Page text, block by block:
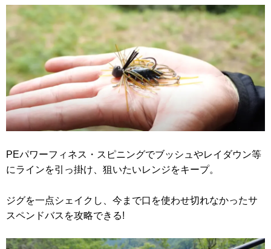
PEパワーフィネス・スピニングでブッシュやレイダウン等
にラインを引っ掛け、狙いたいレンジをキープ。
ジグを一点シェイクし、今まで口を使わせ切れなかったサ
スペンドバスを攻略できる!